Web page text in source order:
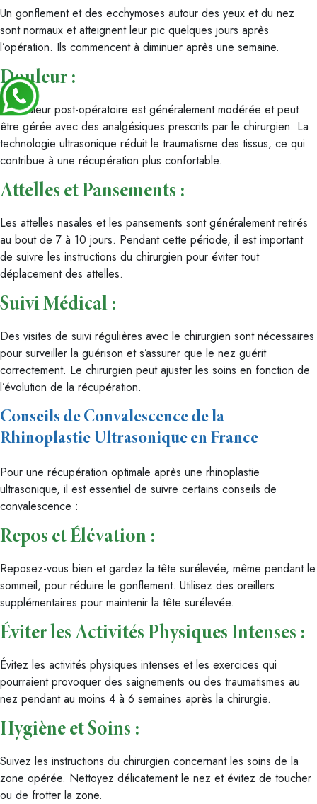
Un gonflement et des ecchymoses autour des yeux et du nez
sont normaux et atteignent leur pic quelques jours après
l’opération. Ils commencent à diminuer après une semaine.
Douleur :
La douleur post-opératoire est généralement modérée et peut
être gérée avec des analgésiques prescrits par le chirurgien. La
technologie ultrasonique réduit le traumatisme des tissus, ce qui
contribue à une récupération plus confortable.
Attelles et Pansements :
Les attelles nasales et les pansements sont généralement retirés
au bout de 7 à 10 jours. Pendant cette période, il est important
de suivre les instructions du chirurgien pour éviter tout
déplacement des attelles.
Suivi Médical :
Des visites de suivi régulières avec le chirurgien sont nécessaires
pour surveiller la guérison et s’assurer que le nez guérit
correctement. Le chirurgien peut ajuster les soins en fonction de
l’évolution de la récupération.
Conseils de Convalescence de la
Rhinoplastie Ultrasonique en France
Pour une récupération optimale après une rhinoplastie
ultrasonique, il est essentiel de suivre certains conseils de
convalescence :
Repos et Élévation :
Reposez-vous bien et gardez la tête surélevée, même pendant le
sommeil, pour réduire le gonflement. Utilisez des oreillers
supplémentaires pour maintenir la tête surélevée.
Éviter les Activités Physiques Intenses :
Évitez les activités physiques intenses et les exercices qui
pourraient provoquer des saignements ou des traumatismes au
nez pendant au moins 4 à 6 semaines après la chirurgie.
Hygiène et Soins :
Suivez les instructions du chirurgien concernant les soins de la
zone opérée. Nettoyez délicatement le nez et évitez de toucher
ou de frotter la zone.